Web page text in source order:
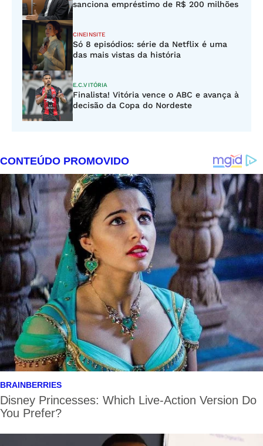
sanciona empréstimo de R$ 200 milhões
CINEINSITE
Só 8 episódios: série da Netflix é uma
das mais vistas da história
E.C.VITÓRIA
Finalista! Vitória vence o ABC e avança à
decisão da Copa do Nordeste